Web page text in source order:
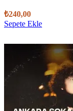
₺240,00
Sepete Ekle